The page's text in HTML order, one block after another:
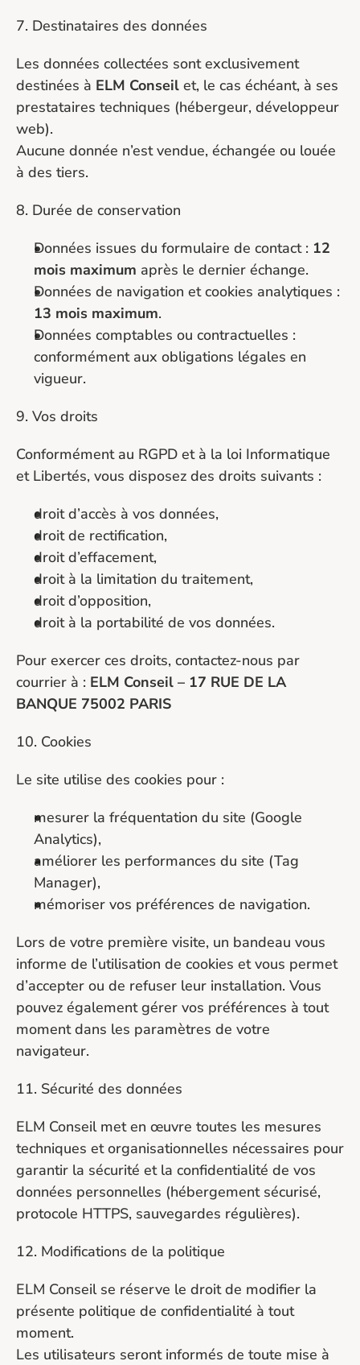
7. Destinataires des données
Les données collectées sont exclusivement
destinées à ELM Conseil et, le cas échéant, à ses
prestataires techniques (hébergeur, développeur
web).
Aucune donnée n’est vendue, échangée ou louée
à des tiers.
8. Durée de conservation
Données issues du formulaire de contact : 12
mois maximum après le dernier échange.
13 mois maximum.
Données comptables ou contractuelles :
conformément aux obligations légales en
vigueur.
9. Vos droits
Conformément au RGPD et à la loi Informatique
et Libertés, vous disposez des droits suivants :
droit d’accès à vos données,
droit de rectification,
droit d’effacement,
droit à la limitation du traitement,
droit d’opposition,
droit à la portabilité de vos données.
Pour exercer ces droits, contactez-nous par
courrier à : ELM Conseil – 17 RUE DE LA
BANQUE 75002 PARIS
10. Cookies
Le site utilise des cookies pour :
mesurer la fréquentation du site (Google
Analytics),
améliorer les performances du site (Tag
Manager),
mémoriser vos préférences de navigation.
Lors de votre première visite, un bandeau vous
informe de l’utilisation de cookies et vous permet
d’accepter ou de refuser leur installation. Vous
pouvez également gérer vos préférences à tout
moment dans les paramètres de votre
navigateur.
11. Sécurité des données
ELM Conseil met en œuvre toutes les mesures
techniques et organisationnelles nécessaires pour
garantir la sécurité et la confidentialité de vos
données personnelles (hébergement sécurisé,
protocole HTTPS, sauvegardes régulières).
12. Modifications de la politique
ELM Conseil se réserve le droit de modifier la
présente politique de confidentialité à tout
moment.
Les utilisateurs seront informés de toute mise à